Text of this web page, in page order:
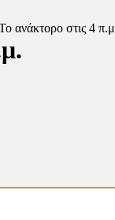
ανάκτορο στις 4